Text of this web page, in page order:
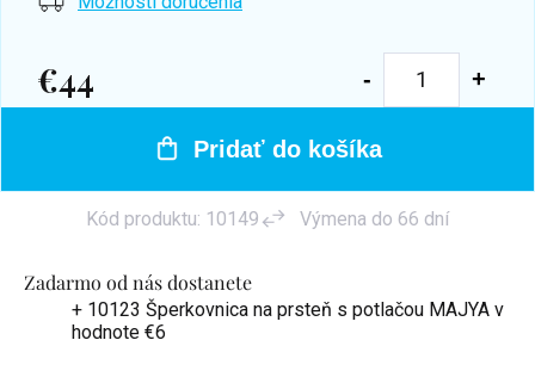
Zadarmo od nás dostanete
+ 10123 Šperkovnica na prsteň s potlačou MAJYA v
hodnote €6
€44
Jednotková
Pridať do košíka
Kód produktu: 10149 Výmena do 66 dní